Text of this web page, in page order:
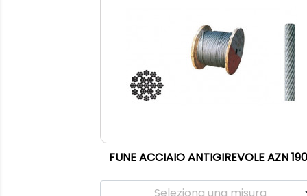
FUNE ACCIAIO ANTIGIREVOLE AZN